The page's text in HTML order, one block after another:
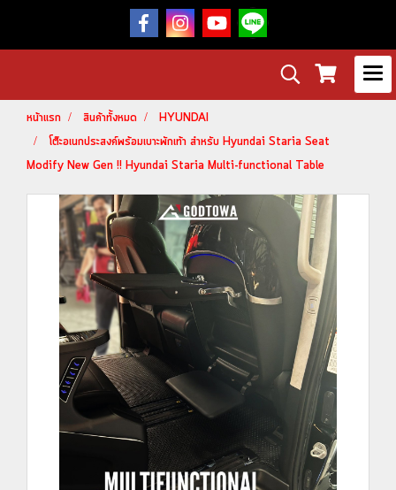
หน้าแรก สินค้าทั้งหมด
HYUNDAI
โต๊ะอเนกประสงค์พร้อมเบาะพักเท้า สำหรับ Hyundai Staria Seat
Modify New Gen !! Hyundai Staria Multi-functional Table